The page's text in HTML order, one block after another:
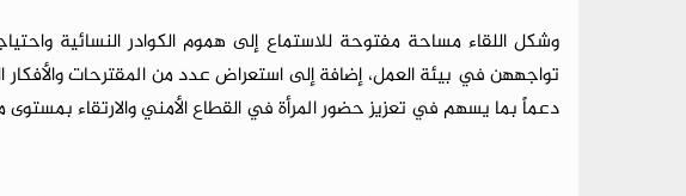
وشكل اللقاء مساحة مفتوحة للاستماع إلى هموم الكوادر النسائية
تواجههن في بيئة العمل، إضافة إلى استعراض عدد من المقترحات والأفكار
دعماً بما يسهم في تعزيز حضور المرأة في القطاع الأمني والارتقاء